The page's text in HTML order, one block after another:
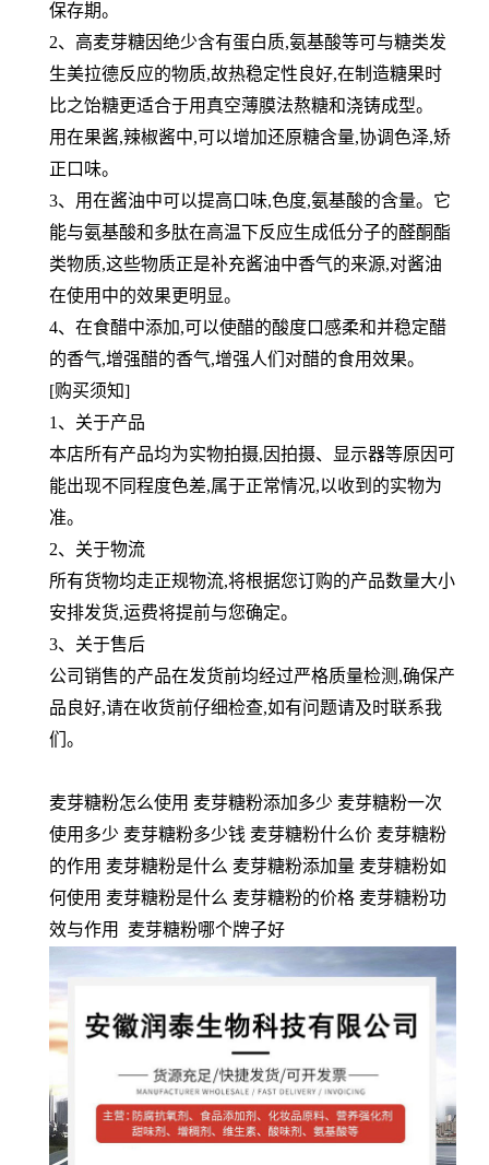
保存期。
2、高麦芽糖因绝少含有蛋白质,氨基酸等可与糖类发
生美拉德反应的物质,故热稳定性良好,在制造糖果时
比之饴糖更适合于用真空薄膜法熬糖和浇铸成型。
用在果酱,辣椒酱中,可以增加还原糖含量,协调色泽,矫
正口味。
3、用在酱油中可以提高口味,色度,氨基酸的含量。它
能与氨基酸和多肽在高温下反应生成低分子的醛酮酯
类物质,这些物质正是补充酱油中香气的来源,对酱油
在使用中的效果更明显。
4、在食醋中添加,可以使醋的酸度口感柔和并稳定醋
的香气,增强醋的香气,增强人们对醋的食用效果。
[购买须知]
1、关于产品
本店所有产品均为实物拍摄,因拍摄、显示器等原因可
能出现不同程度色差,属于正常情况,以收到的实物为
准。
2、关于物流
所有货物均走正规物流,将根据您订购的产品数量大小
安排发货,运费将提前与您确定。
3、关于售后
公司销售的产品在发货前均经过严格质量检测,确保产
品良好,请在收货前仔细检查,如有问题请及时联系我
们。
麦芽糖粉怎么使用 麦芽糖粉添加多少 麦芽糖粉一次
使用多少 麦芽糖粉多少钱 麦芽糖粉什么价 麦芽糖粉
的作用 麦芽糖粉是什么 麦芽糖粉添加量 麦芽糖粉如
何使用 麦芽糖粉是什么 麦芽糖粉的价格 麦芽糖粉功
效与作用 麦芽糖粉哪个牌子好